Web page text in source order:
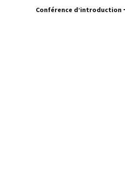
Conférence d’introduction